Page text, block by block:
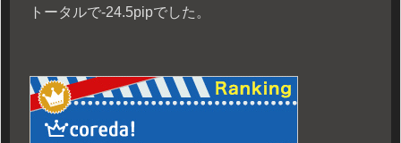
トータルで-24.5pipでした。